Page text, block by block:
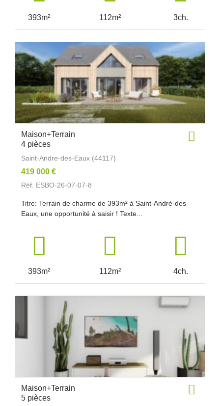
393m² 112m² 3ch.
Maison+Terrain
4 pièces
Saint-Andre-des-Eaux (44117)
419 000 €
Réf. ESBO-26-07-07-8
Titre: Terrain de charme de 393m² à Saint-André-des-
Eaux, une opportunité à saisir ! Texte...
393m² 112m² 4ch.
Maison+Terrain
5 pièces